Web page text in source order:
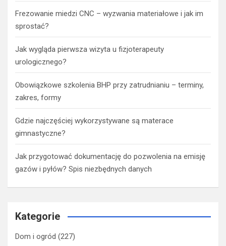
Frezowanie miedzi CNC – wyzwania materiałowe i jak im
sprostać?
Jak wygląda pierwsza wizyta u fizjoterapeuty
urologicznego?
Obowiązkowe szkolenia BHP przy zatrudnianiu – terminy,
zakres, formy
Gdzie najczęściej wykorzystywane są materace
gimnastyczne?
Jak przygotować dokumentację do pozwolenia na emisję
gazów i pyłów? Spis niezbędnych danych
Kategorie
Dom i ogród (227)